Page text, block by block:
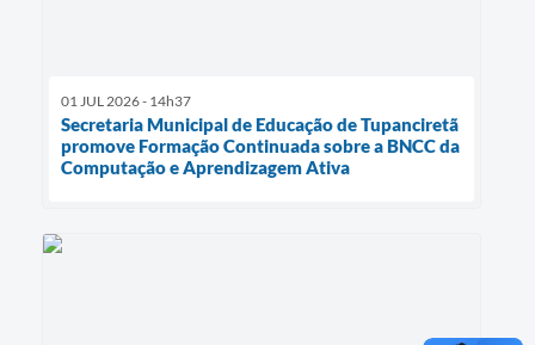
01 JUL 2026 - 14h37
Secretaria Municipal de Educação de Tupanciretã
promove Formação Continuada sobre a BNCC da
Computação e Aprendizagem Ativa